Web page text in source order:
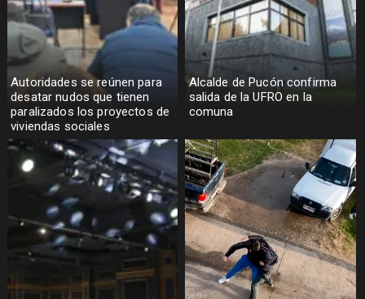
Autoridades se reúnen para
desatar nudos que tienen
paralizados los proyectos de
viviendas sociales
Alcalde de Pucón confirma
salida de la UFRO en la
comuna